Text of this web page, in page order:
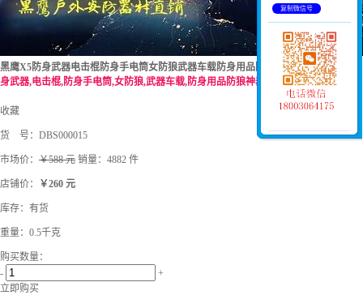
黑鹰X5防身武器电击棍防身手电筒女防狼武器车载防身用品防狼神器强光黑鹰X5防
身武器,电击棍,防身手电筒,女防狼,武器车载,防身用品防狼神器 强光
收藏
货 号： DBS000015
市场价： ￥588 元 销量：4882 件
店铺价： ￥260 元
库存： 有货
重量：0.5千克
购买数量：
-
+
立即购买
复制微信号